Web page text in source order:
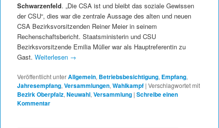
Schwarzenfeld. „Die CSA ist und bleibt das soziale Gewissen
der CSU“, dies war die zentrale Aussage des alten und neuen
CSA Bezirksvorsitzenden Reiner Meier in seinem
Rechenschaftsbericht. Staatsministerin und CSU
Bezirksvorsitzende Emilia Müller war als Hauptreferentin zu
Gast. Weiterlesen →
Veröffentlicht unterAllgemein, Betriebsbesichtigung, Empfang,
Jahresempfang, Versammlungen, Wahlkampf | Verschlagwortet mit
Bezirk Oberpfalz, Neuwahl, Versammlung | Schreibe einen
Kommentar